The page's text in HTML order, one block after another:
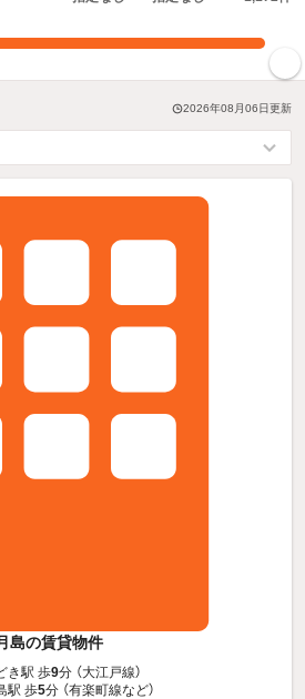
2026年08月06日更新
島の賃貸物件
き駅 歩9分 （大江戸線）
駅 歩5分 （有楽町線など）